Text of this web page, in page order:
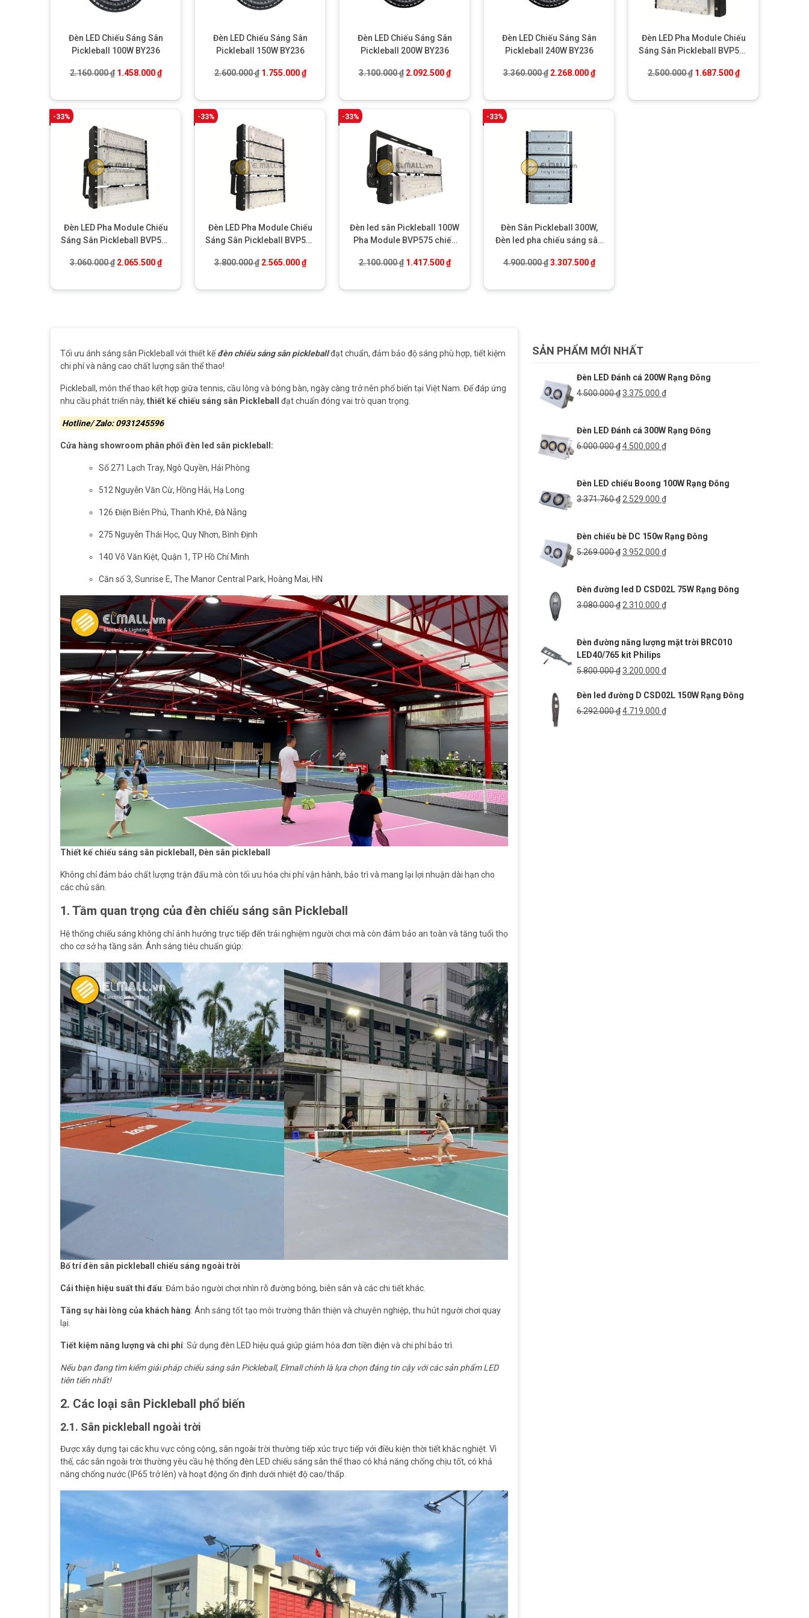
Đèn LED Chiếu Sáng Sân
Pickleball 100W BY236
2.160.000₫ Giá gốc là: 2.160.000 ₫.
1.458.000₫Giá hiện tại là: 1.458.000 ₫.
Đèn LED Chiếu Sáng Sân
Pickleball 150W BY236
2.600.000₫ Giá gốc là: 2.600.000 ₫.
1.755.000₫Giá hiện tại là: 1.755.000 ₫.
Đèn LED Chiếu Sáng Sân
Pickleball 200W BY236
3.100.000₫ Giá gốc là: 3.100.000 ₫.
2.092.500₫Giá hiện tại là: 2.092.500 ₫.
Đèn LED Chiếu Sáng Sân
Pickleball 240W BY236
3.360.000₫ Giá gốc là: 3.360.000 ₫.
2.268.000₫Giá hiện tại là: 2.268.000 ₫.
Đèn LED Pha Module Chiếu
Sáng Sân Pickleball BVP575
2.500.000₫ Giá gốc là: 2.500.000 ₫.
1.687.500₫Giá hiện tại là:
-33%
Đèn LED Pha Module Chiếu
Sáng Sân Pickleball BVP575
3.060.000₫ Giá gốc là: 3.060.000 ₫.
2.065.500₫Giá hiện tại là: 2.065.500 ₫.
-33%
Đèn LED Pha Module Chiếu
Sáng Sân Pickleball BVP575
3.800.000₫ Giá gốc là: 3.800.000 ₫.
2.565.000₫Giá hiện tại là: 2.565.000 ₫.
-33%
Đèn led sân Pickleball 100W
Pha Module BVP575 chiếu
2.100.000₫ Giá gốc là: 2.100.000 ₫.
1.417.500₫Giá hiện tại là: 1.417.500 ₫.
-33%
Đèn Sân Pickleball 300W,
Đèn led pha chiếu sáng sân
4.900.000₫ Giá gốc là: 4.900.000 ₫.
3.307.500₫Giá hiện tại là: 3.307.500 ₫.
Tối ưu ánh sáng sân Pickleball với thiết kếđèn chiếu sáng sân pickleballđạt chuẩn, đảm bảo độ sáng phù hợp, tiết kiệm
chi phí và nâng cao chất lượng sân thể thao!
Pickleball, môn thể thao kết hợp giữa tennis, cầu lông và bóng bàn, ngày càng trở nên phổ biến tại Việt Nam. Để đáp ứng
nhu cầu phát triển này, thiết kế chiếu sáng sân Pickleball đạt chuẩn đóng vai trò quan trọng.
Hotline/ Zalo: 0931245596
Cửa hàng showroom phân phối đèn led sân pickleball:
Số 271 Lạch Tray, Ngô Quyền, Hải Phòng
512 Nguyễn Văn Cừ, Hồng Hải, Hạ Long
126 Điện Biên Phủ, Thanh Khê, Đà Nẵng
275 Nguyễn Thái Học, Quy Nhơn, Bình Định
140 Võ Văn Kiệt, Quận 1, TP Hồ Chí Minh
Căn số 3, Sunrise E, The Manor Central Park, Hoàng Mai, HN
Thiết kế chiếu sáng sân pickleball, Đèn sân pickleball
Không chỉ đảm bảo chất lượng trận đấu mà còn tối ưu hóa chi phí vận hành, bảo trì và mang lại lợi nhuận dài hạn cho
các chủ sân.
1. Tầm quan trọng của đèn chiếu sáng sân Pickleball
Hệ thống chiếu sáng không chỉ ảnh hưởng trực tiếp đến trải nghiệm người chơi mà còn đảm bảo an toàn và tăng tuổi thọ
cho cơ sở hạ tầng sân. Ánh sáng tiêu chuẩn giúp:
Bố trí đèn sân pickleball chiếu sáng ngoài trời
Cải thiện hiệu suất thi đấu: Đảm bảo người chơi nhìn rõ đường bóng, biên sân và các chi tiết khác.
Tăng sự hài lòng của khách hàng: Ánh sáng tốt tạo môi trường thân thiện và chuyên nghiệp, thu hút người chơi quay
lại.
Tiết kiệm năng lượng và chi phí: Sử dụng đèn LED hiệu quả giúp giảm hóa đơn tiền điện và chi phí bảo trì.
Nếu bạn đang tìm kiếm giải pháp chiếu sáng sân Pickleball, Elmall chính là lựa chọn đáng tin cậy với các sản phẩm LED
tiên tiến nhất!
2. Các loại sân Pickleball phổ biến
2.1. Sân pickleball ngoài trời
Được xây dựng tại các khu vực công cộng, sân ngoài trời thường tiếp xúc trực tiếp với điều kiện thời tiết khắc nghiệt. Vì
thế, các sân ngoài trời thường yêu cầu hệ thống đèn LED chiếu sáng sân thể thao có khả năng chống chịu tốt, có khả
năng chống nước (IP65 trở lên) và hoạt động ổn định dưới nhiệt độ cao/thấp.
SẢN PHẨM MỚI NHẤT
Đèn LED Đánh cá 200W Rạng Đông
4.500.000₫Giá
4.500.000 ₫.
3.375.000 ₫Giá
là:
3.375.000 ₫.
Đèn LED Đánh cá 300W Rạng Đông
6.000.000₫Giá
6.000.000 ₫.
4.500.000 ₫Giá
là:
4.500.000 ₫.
Đèn LED chiếu Boong 100W Rạng Đông
3.371.760₫ Giá
3.371.760 ₫.
2.529.000 ₫Giá
là:
2.529.000 ₫.
Đèn chiếu bè DC 150w Rạng Đông
5.269.000₫Giá
5.269.000 ₫.
3.952.000 ₫Giá
là:
3.952.000 ₫.
Đèn đường led D CSD02L 75W Rạng Đông
3.080.000₫ Giá
3.080.000 ₫.
2.310.000 ₫Giá
là:
Đèn đường năng lượng mặt trời BRC010
LED40/765 kit Philips
5.800.000₫Giá
là:
5.800.000 ₫.
3.200.000 ₫Giá
tại
là:
Đèn led đường D CSD02L 150W Rạng Đông
6.292.000₫Giá
4.719.000 ₫Giá